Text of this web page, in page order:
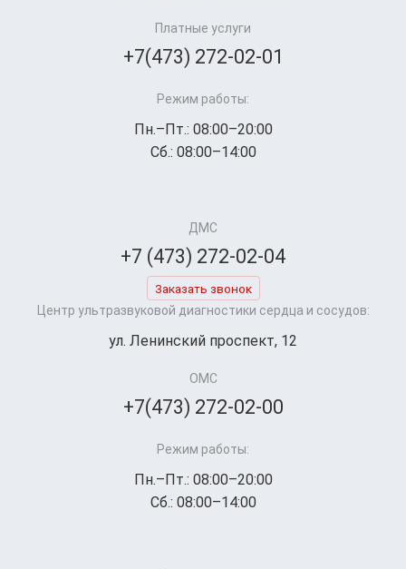
Платные услуги
+7(473) 272-02-01
Режим работы:
Пн.–Пт.: 08:00–20:00
Сб.: 08:00–14:00
ДМС
+7 (473) 272-02-04
Заказать звонок
Центр ультразвуковой диагностики сердца и сосудов:
ул. Ленинский проспект, 12
ОМС
+7(473) 272-02-00
Режим работы:
Пн.–Пт.: 08:00–20:00
Сб.: 08:00–14:00